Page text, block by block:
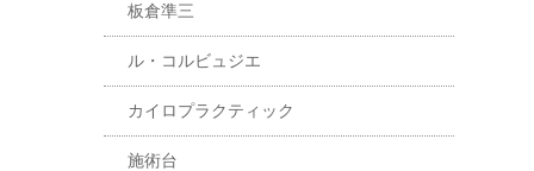
板倉準三
ル・コルビュジエ
カイロプラクティック
施術台